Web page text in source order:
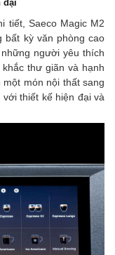
đại
tiết, Saeco Magic M2
bất kỳ văn phòng cao
người yêu thích
thư giãn và hạnh
món nội thất sang
thiết kế hiện đại và